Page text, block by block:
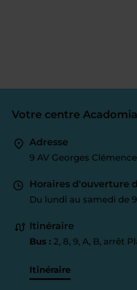
Votre centre
Adresse
9 AV Georges
Horaires d'ouverture
Du lundi au samedi de
Itinéraire
Bus : 2, 8, 9, A, B, arrêt
Itinéraire